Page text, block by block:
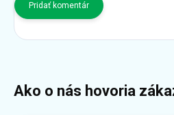
Pridať komentár